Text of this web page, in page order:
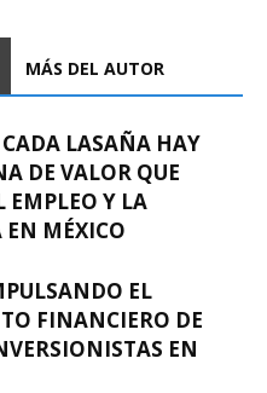
MÁS DEL AUTOR
CADA LASAÑA HAY
DE VALOR QUE
EMPLEO Y LA
MÉXICO
EL
FINANCIERO DE
EN